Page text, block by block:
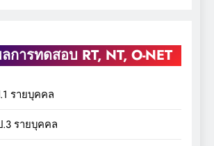
การทดสอบ RT, NT, O-NET
รายบุคคล
รายบุคคล